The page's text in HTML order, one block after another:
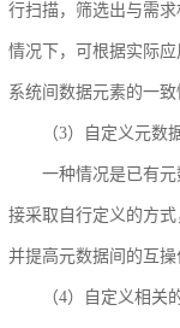
行扫描，筛选出与需
情况下，可根据实际
系统间数据元素的一致
（3）自定义元数
一种情况是已有
接采取自行定义的方
并提高元数据间的互
（4）自定义相关